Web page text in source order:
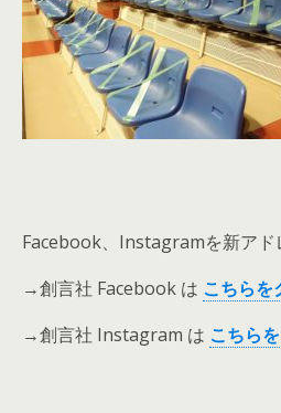
Facebook、Instagramを新アド
→創言社 Facebook は こちらを
→創言社 Instagram は こちらを